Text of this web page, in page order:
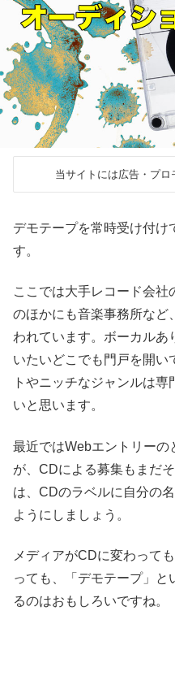
当サイトには広告・プ
デモテープを常時受け付け
す。
ここでは大手レコード会社
のほかにも音楽事務所など
われています。ボーカルあ
いたいどこでも門戸を開い
トやニッチなジャンルは
いと思います。
最近ではWebエントリーの
が、CDによる募集もまだ
は、CDのラベルに自分の
ようにしましょう。
メディアがCDに変わって
っても、「デモテープ」と
るのはおもしろいですね。